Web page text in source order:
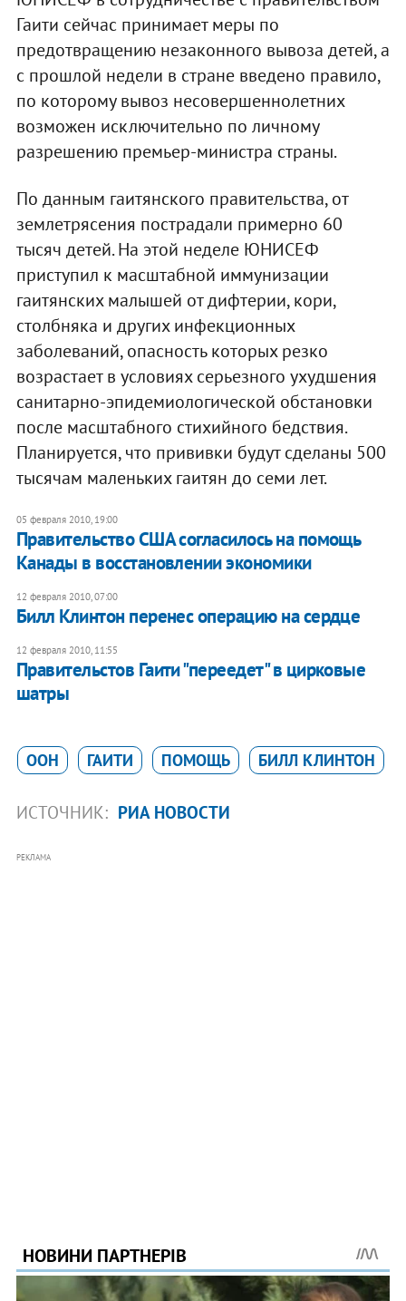
Гаити сейчас принимает меры по
предотвращению незаконного вывоза детей, а
с прошлой недели в стране введено правило,
по которому вывоз несовершеннолетних
возможен исключительно по личному
разрешению премьер-министра страны.
По данным гаитянского правительства, от
землетрясения пострадали примерно 60
тысяч детей. На этой неделе ЮНИСЕФ
приступил к масштабной иммунизации
гаитянских малышей от дифтерии, кори,
столбняка и других инфекционных
заболеваний, опасность которых резко
возрастает в условиях серьезного ухудшения
санитарно-эпидемиологической обстановки
после масштабного стихийного бедствия.
Планируется, что прививки будут сделаны 500
тысячам маленьких гаитян до семи лет.
05 февраля 2010, 19:00
Правительство США согласилось на помощь
Канады в восстановлении экономики
12 февраля 2010, 07:00
Билл Клинтон перенес операцию на сердце
12 февраля 2010, 11:55
Правительстов Гаити "переедет" в цирковые
шатры
ООН ГАИТИ ПОМОЩЬ БИЛЛ КЛИНТОН
ИСТОЧНИК: РИА НОВОСТИ
РЕКЛАМА